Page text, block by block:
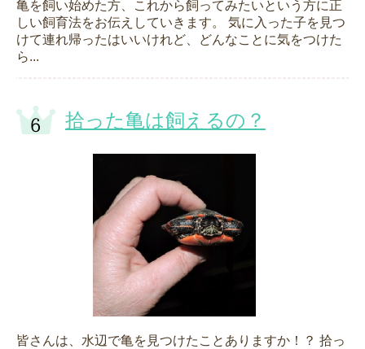
亀を飼い始めた方、これから飼ってみたいという方に正
しい飼育法をお伝えしていきます。 気に入った子を見つ
けて連れ帰ったはいいけれど、どんなことに気をつけた
ら...
拾った亀は飼えるの？
皆さんは、水辺で亀を見つけたことありますか！？ 拾っ